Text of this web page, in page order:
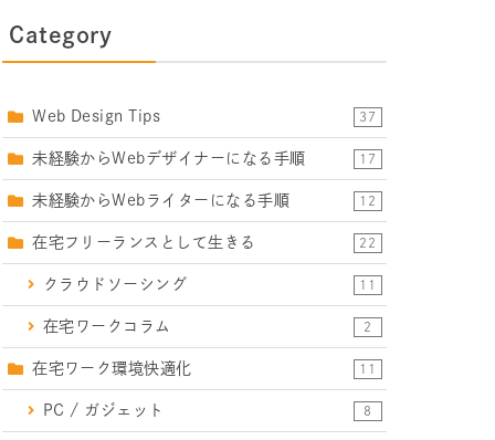
Category
Web Design Tips 37
未経験からWebデザイナーになる手順 17
未経験からWebライターになる手順 12
在宅フリーランスとして生きる 22
クラウドソーシング 11
在宅ワークコラム 2
在宅ワーク環境快適化 11
PC / ガジェット 8